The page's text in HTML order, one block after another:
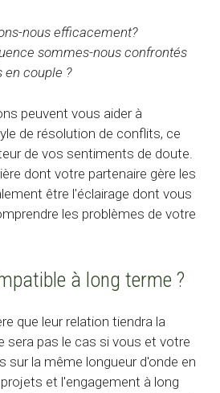
nous efficacement?
sommes-nous confrontés
en couple ?
peuvent vous aider à
de résolution de conflits, ce
de vos sentiments de doute.
dont votre partenaire gère les
être l'éclairage dont vous
les problèmes de votre
à long terme ?
que leur relation tiendra la
sera pas le cas si vous et votre
sur la même longueur d'onde en
et l'engagement à long